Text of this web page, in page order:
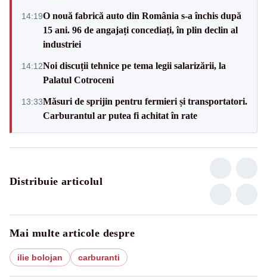
14:19O nouă fabrică auto din România s-a închis după
15 ani. 96 de angajați concediați, în plin declin al
industriei
14:12Noi discuții tehnice pe tema legii salarizării, la
Palatul Cotroceni
13:33Măsuri de sprijin pentru fermieri și transportatori.
Carburantul ar putea fi achitat în rate
Distribuie articolul
Mai multe articole despre
ilie bolojan carburanti